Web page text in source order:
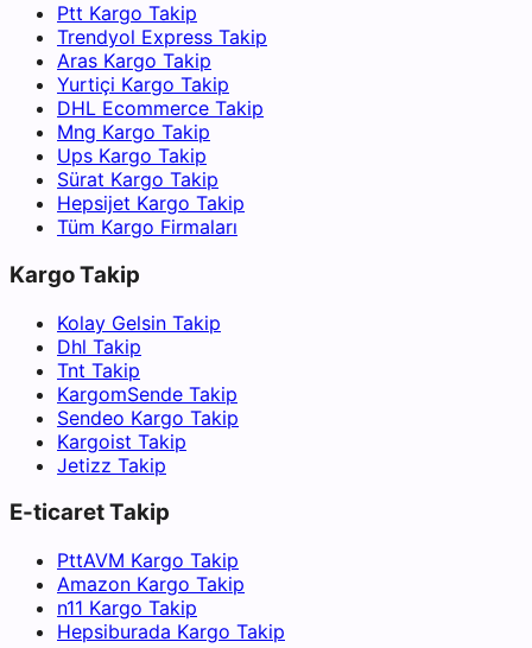
Ptt Kargo Takip
Trendyol Express Takip
Aras Kargo Takip
Yurtiçi Kargo Takip
DHL Ecommerce Takip
Mng Kargo Takip
Ups Kargo Takip
Sürat Kargo Takip
Hepsijet Kargo Takip
Tüm Kargo Firmaları
Kargo Takip
Kolay Gelsin Takip
Dhl Takip
Tnt Takip
KargomSende Takip
Sendeo Kargo Takip
Kargoist Takip
Jetizz Takip
E-ticaret Takip
PttAVM Kargo Takip
Amazon Kargo Takip
n11 Kargo Takip
Hepsiburada Kargo Takip